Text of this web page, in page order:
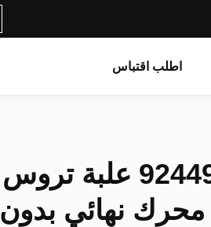
اطلب اقتباس
محرك نهائي